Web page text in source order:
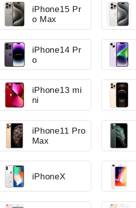
iPhone15 Pr
o Max
iPhone14 Pr
o
iPhone13 mi
ni
iPhone11 Pro
Max
iPhoneX